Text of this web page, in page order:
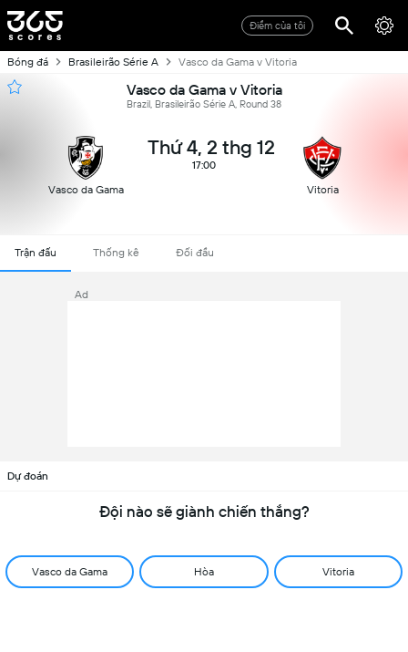
Điểm của tôi
Bóng đá Brasileirão Série A Vasco da Gama v Vitoria
Vasco da Gama v Vitoria
Brazil, Brasileirão Série A, Round 38
Vasco da Gama
Thứ 4, 2 thg 12
17:00
Vitoria
Trận đấu Thống kê Đối đầu
Ad
Dự đoán
Đội nào sẽ giành chiến thắng?
Vasco da Gama Hòa Vitoria